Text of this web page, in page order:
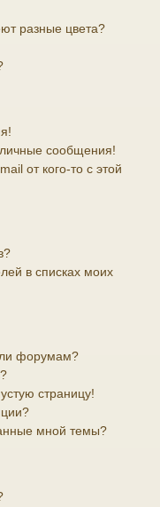
разные цвета?
сообщения!
от кого-то с этой
в списках моих
форумам?
страницу!
мной темы?